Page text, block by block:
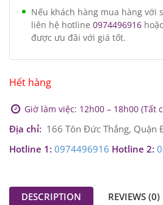
Nếu khách hàng mua hàng với
liên hệ hotline 0974496916 hoặc
được ưu đãi với giá tốt.
Hết hàng
Giờ làm việc: 12h00 – 18h00 (Tất
Địa chỉ: 166 Tôn Đức Thắng, Quận
Hotline 1: 0974496916 Hotline 2:
DESCRIPTION REVIEWS (0)